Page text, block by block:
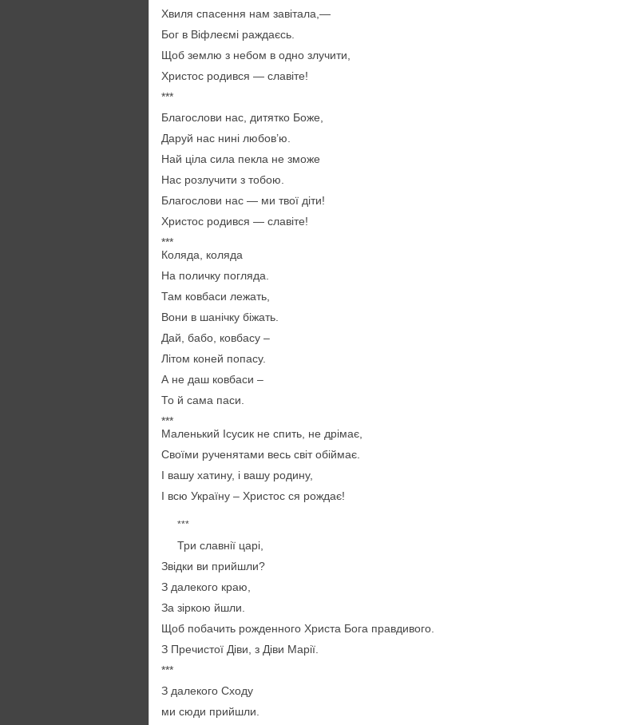
Хвиля спасення нам завітала,—
Бог в Віфлеємі раждаєсь.
Щоб землю з небом в одно злучити,
Христос родився — славіте!
***
Благослови нас, дитятко Боже,
Даруй нас нині любов’ю.
Най ціла сила пекла не зможе
Нас розлучити з тобою.
Благослови нас — ми твої діти!
Христос родився — славіте!
***
Коляда, коляда
На поличку погляда.
Там ковбаси лежать,
Вони в шанічку біжать.
Дай, бабо, ковбасу –
Літом коней попасу.
А не даш ковбаси –
То й сама паси.
***
Маленький Ісусик не спить, не дрімає,
Своїми рученятами весь світ обіймає.
І вашу хатину, і вашу родину,
І всю Україну – Христос ся рождає!
***
Три славнії царі,
Звідки ви прийшли?
З далекого краю,
За зіркою йшли.
Щоб побачить рожденного Христа Бога правдивого.
З Пречистої Діви, з Діви Марії.
***
З далекого Сходу
ми сюди прийшли.